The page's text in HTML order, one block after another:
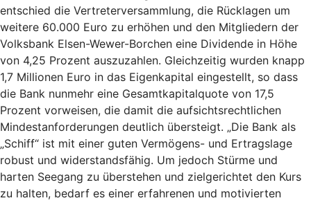
entschied die Vertreterversammlung, die Rücklagen um
weitere 60.000 Euro zu erhöhen und den Mitgliedern der
Volksbank Elsen-Wewer-Borchen eine Dividende in Höhe
von 4,25 Prozent auszuzahlen. Gleichzeitig wurden knapp
1,7 Millionen Euro in das Eigenkapital eingestellt, so dass
die Bank nunmehr eine Gesamtkapitalquote von 17,5
Prozent vorweisen, die damit die aufsichtsrechtlichen
Mindestanforderungen deutlich übersteigt. „Die Bank als
„Schiff“ ist mit einer guten Vermögens- und Ertragslage
robust und widerstandsfähig. Um jedoch Stürme und
harten Seegang zu überstehen und zielgerichtet den Kurs
zu halten, bedarf es einer erfahrenen und motivierten